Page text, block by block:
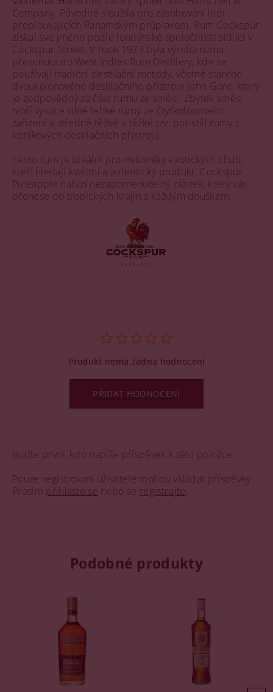
Company. Původně sloužila pro zásobování lodí
proplouvajících Panamským průplavem. Rum Cockspur
získal své jméno podle londýnské společnosti sídlící v
Cockspur Street. V roce 1973 byla výroba rumu
přesunuta do West Indies Rum Distillery, kde se
používají tradiční destilační metody, včetně starého
dvoukolonového destilačního přístroje John Gore, který
je zodpovědný za část rumu ze směsi. Zbytek směsi
tvoří vysoce silné lehké rumy ze čtyřkolonového
zařízení a středně těžké a těžké tzv. pot-still rumy z
kotlíkových destilačních přístrojů.
Tento rum je ideální pro milovníky exotických chutí,
kteří hledají kvalitní a autentický produkt. Cockspur
Pineapple nabízí nezapomenutelný zážitek, který vás
přenese do tropických krajin s každým douškem.
Buďte první, kdo napíše příspěvek k této položce.
Pouze registrovaní uživatelé mohou vkládat příspěvky.
Prosím přihlaste se nebo se registrujte
Produkt nemá žádná hodnocení
PŘIDAT HODNOCENÍ
Podobné produkty